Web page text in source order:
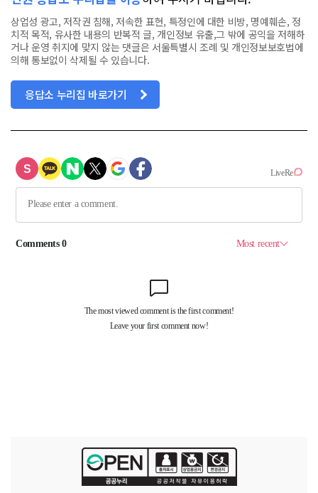
상업성 광고, 저작권 침해, 저속한 표현, 특정인에 대한 비방, 명예훼손, 정
치적 목적, 유사한 내용의 반복적 글, 개인정보 유출,그 밖에 공익을 저해하
거나 운영 취지에 맞지 않는 댓글은 서울특별시 조례 및 개인정보보호법에
의해 통보없이 삭제될 수 있습니다.
응답소 누리집 바로가기